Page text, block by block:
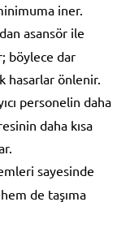
iner.
asansör ile
böylece dar
hasarlar önlenir.
personelin daha
daha kısa
sayesinde
de taşıma